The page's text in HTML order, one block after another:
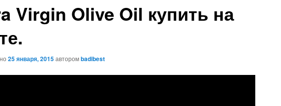
Virgin Olive Oil купить на
25 января, 2015авторомbadibest